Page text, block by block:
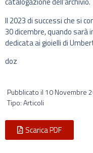
Il 2023 di successi che si
30 dicembre, quando sarà
dedicata ai gioielli di
doz
Pubblicato il 10 Novembre
Tipo: Articoli
Scarica PDF